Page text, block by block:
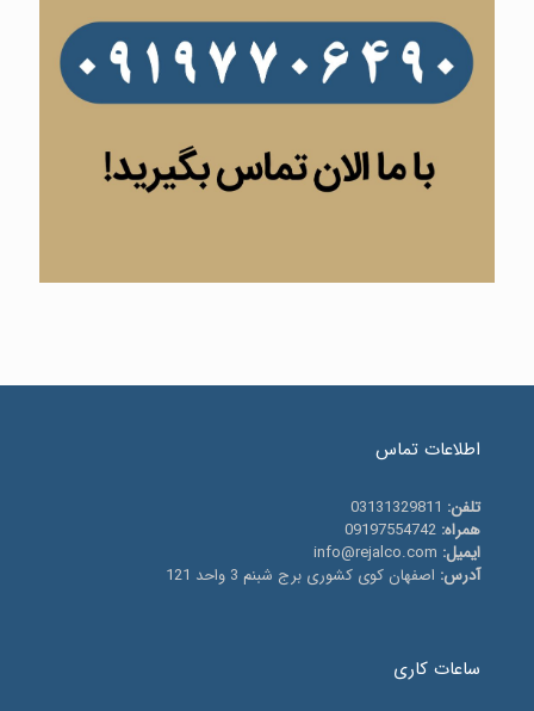
اطلاعات تماس
تلفن:
همراه:
ایمیل:
آدرس: اصفهان کوی کشوری برج شبنم 3 واحد 121
ساعات کاری